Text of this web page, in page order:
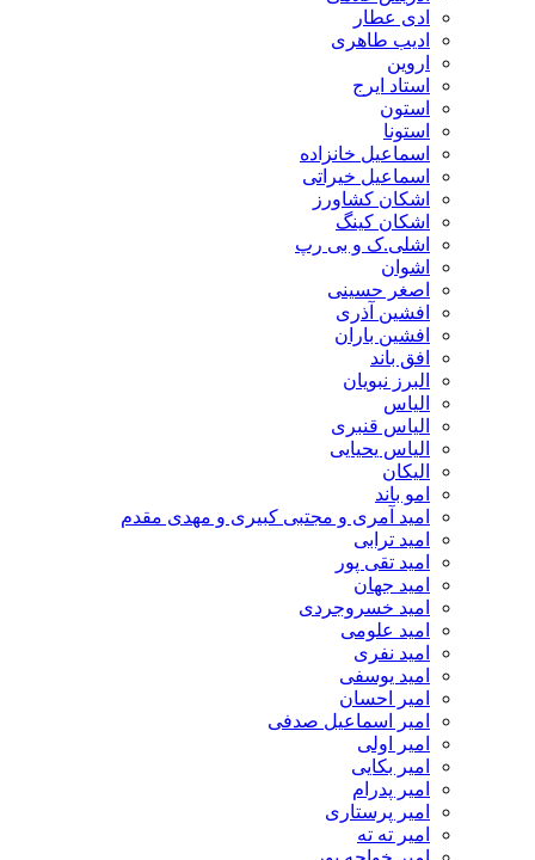
ادی عطار
ادیب طاهری
اروین
استاد ایرج
استون
استونا
اسماعیل خانزاده
اسماعیل خیراتی
اشکان کشاورز
اشکان کینگ
اشلی.ک و بی رپ
اشوان
اصغر حسینی
افشین آذری
افشین باران
افق باند
البرز نبویان
الیاس
الیاس قنبرى
الیاس یحیایی
الیکان
امو باند
امید آمری و مجتبی کبیری و مهدى مقدم
امید ترابی
امید تقی پور
امید جهان
امید خسروجردی
امید علومی
امید نفری
امید یوسفی
امیر احسان
امیر اسماعیل صدفی
امیر اولی
امیر بکایی
امیر پدرام
امیر پرستاری
امیر ته ته